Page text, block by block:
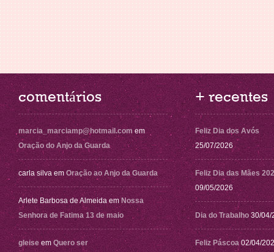
comentários
marcia_marciamp@hotmail.com em
Oração do Anjo da Guarda
carla silva em Oração ao Anjo da Guarda
Arlete Barbosa de Almeida em Nossa
Senhora de Fatima 13 de maio
gleise em Quero ser
+ recentes
Feliz Dia dos Avós
25/07/2026
Feliz Dia das Mães
09/05/2026
Dia do Trabalho 30/04/
Feliz Páscoa 02/04/